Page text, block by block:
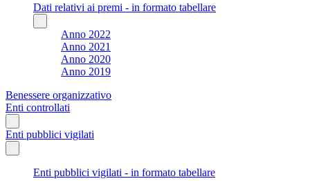
Dati relativi ai premi - in formato tabellare
Anno 2022
Anno 2021
Anno 2020
Anno 2019
Benessere organizzativo
Enti controllati
Enti pubblici vigilati
Enti pubblici vigilati - in formato tabellare